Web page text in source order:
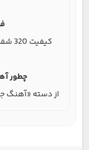
چطور
از دسته «آهنگ